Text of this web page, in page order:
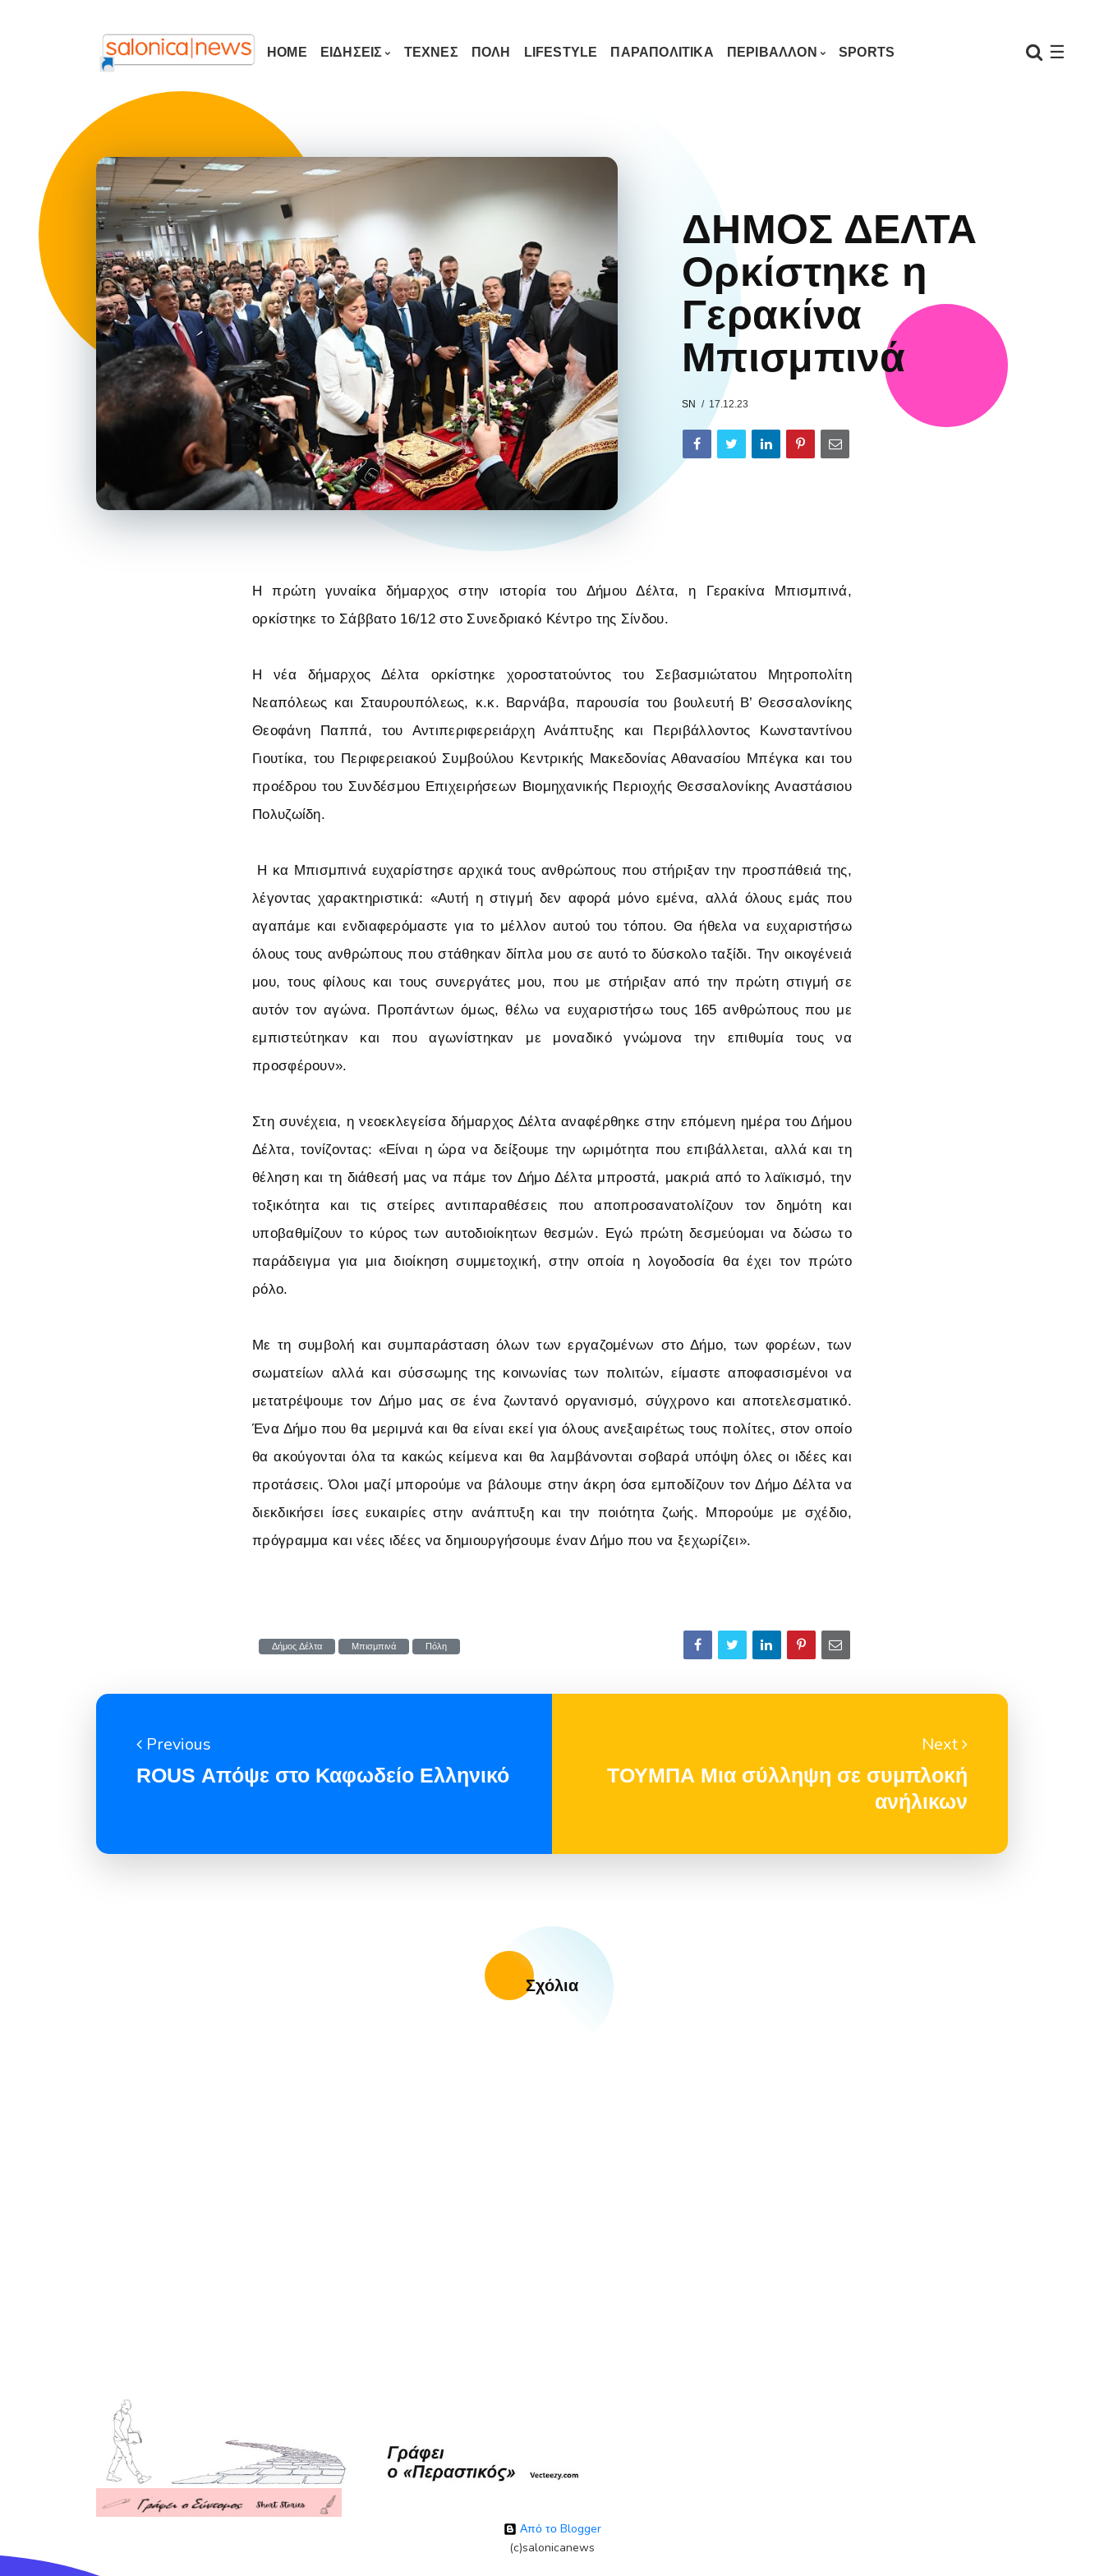
☰
HOME ΕΙΔΗΣΕΙΣ ΤΕΧΝΕΣ ΠΟΛΗ LIFESTYLE ΠΑΡΑΠΟΛΙΤΙΚΑ ΠΕΡΙΒΑΛΛΟΝ SPORTS
ΔΗΜΟΣ ΔΕΛΤΑ
Ορκίστηκε η
Γερακίνα
Μπισμπινά
SN 17.12.23
Η πρώτη γυναίκα δήμαρχος στην ιστορία του Δήμου Δέλτα, η Γερακίνα Μπισμπινά,
ορκίστηκε το Σάββατο 16/12 στο Συνεδριακό Κέντρο της Σίνδου.
Η νέα δήμαρχος Δέλτα ορκίστηκε χοροστατούντος του Σεβασμιώτατου Μητροπολίτη
Νεαπόλεως και Σταυρουπόλεως, κ.κ. Βαρνάβα, παρουσία του βουλευτή Β’ Θεσσαλονίκης
Θεοφάνη Παππά, του Αντιπεριφερειάρχη Ανάπτυξης και Περιβάλλοντος Κωνσταντίνου
Γιουτίκα, του Περιφερειακού Συμβούλου Κεντρικής Μακεδονίας Αθανασίου Μπέγκα και του
προέδρου του Συνδέσμου Επιχειρήσεων Βιομηχανικής Περιοχής Θεσσαλονίκης Αναστάσιου
Πολυζωίδη.
Η κα Μπισμπινά ευχαρίστησε αρχικά τους ανθρώπους που στήριξαν την προσπάθειά της,
λέγοντας χαρακτηριστικά: «Αυτή η στιγμή δεν αφορά μόνο εμένα, αλλά όλους εμάς που
αγαπάμε και ενδιαφερόμαστε για το μέλλον αυτού του τόπου. Θα ήθελα να ευχαριστήσω
όλους τους ανθρώπους που στάθηκαν δίπλα μου σε αυτό το δύσκολο ταξίδι. Την οικογένειά
μου, τους φίλους και τους συνεργάτες μου, που με στήριξαν από την πρώτη στιγμή σε
αυτόν τον αγώνα. Προπάντων όμως, θέλω να ευχαριστήσω τους 165 ανθρώπους που με
εμπιστεύτηκαν και που αγωνίστηκαν με μοναδικό γνώμονα την επιθυμία τους να
προσφέρουν».
Στη συνέχεια, η νεοεκλεγείσα δήμαρχος Δέλτα αναφέρθηκε στην επόμενη ημέρα του Δήμου
Δέλτα, τονίζοντας: «Είναι η ώρα να δείξουμε την ωριμότητα που επιβάλλεται, αλλά και τη
θέληση και τη διάθεσή μας να πάμε τον Δήμο Δέλτα μπροστά, μακριά από το λαϊκισμό, την
τοξικότητα και τις στείρες αντιπαραθέσεις που αποπροσανατολίζουν τον δημότη και
υποβαθμίζουν το κύρος των αυτοδιοίκητων θεσμών. Εγώ πρώτη δεσμεύομαι να δώσω το
παράδειγμα για μια διοίκηση συμμετοχική, στην οποία η λογοδοσία θα έχει τον πρώτο
ρόλο.
Με τη συμβολή και συμπαράσταση όλων των εργαζομένων στο Δήμο, των φορέων, των
σωματείων αλλά και σύσσωμης της κοινωνίας των πολιτών, είμαστε αποφασισμένοι να
μετατρέψουμε τον Δήμο μας σε ένα ζωντανό οργανισμό, σύγχρονο και αποτελεσματικό.
Ένα Δήμο που θα μεριμνά και θα είναι εκεί για όλους ανεξαιρέτως τους πολίτες, στον οποίο
θα ακούγονται όλα τα κακώς κείμενα και θα λαμβάνονται σοβαρά υπόψη όλες οι ιδέες και
προτάσεις. Όλοι μαζί μπορούμε να βάλουμε στην άκρη όσα εμποδίζουν τον Δήμο Δέλτα να
διεκδικήσει ίσες ευκαιρίες στην ανάπτυξη και την ποιότητα ζωής. Μπορούμε με σχέδιο,
πρόγραμμα και νέες ιδέες να δημιουργήσουμε έναν Δήμο που να ξεχωρίζει».
Δήμος Δέλτα Μπισμπινά Πόλη
Previous
ROUS Απόψε στο Καφωδείο Ελληνικό
Next
ΤΟΥΜΠΑ Μια σύλληψη σε συμπλοκή
ανήλικων
Σχόλια
Από το Blogger
(c)salonicanews